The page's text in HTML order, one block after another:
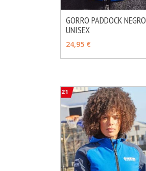
AÑADIR
GORRO PADDOCK NEGRO
UNISEX
24,95 €